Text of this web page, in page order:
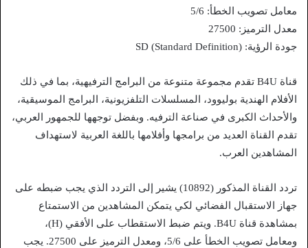
معامل تصويب الخطأ: 5/6
معدل الترميز: 27500
جودة الرؤية: SD (Standard Definition)
قناة B4U تقدم مجموعة متنوعة من البرامج الترفيهية، بما في ذلك
الأفلام الهندية بوليوود، المسلسلات التلفزيونية، البرامج الموسيقية،
والأحداث الكبرى في صناعة الترفيه. وبفضل توجهها للجمهور العربي،
تقدم القناة العديد من برامجها وأفلامها باللغة العربية لاستهداف
المشاهدين العرب.
تردد القناة المذكور (10892) يشير إلى التردد الذي يجب ضبطه على
جهاز الاستقبال الفضائي لكي يتمكن المشاهدين من الاستمتاع
بمشاهدة قناة B4U. ويتم ضبط الاستقطاب على الأفقي (H)،
ومعامل تصويب الخطأ على 5/6، ومعدل الترميز على 27500. يجب